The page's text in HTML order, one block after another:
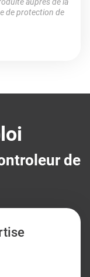
de protection de
de